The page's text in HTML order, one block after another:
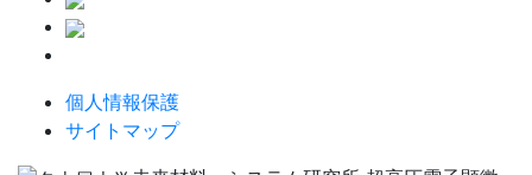
個人情報保護
サイトマップ